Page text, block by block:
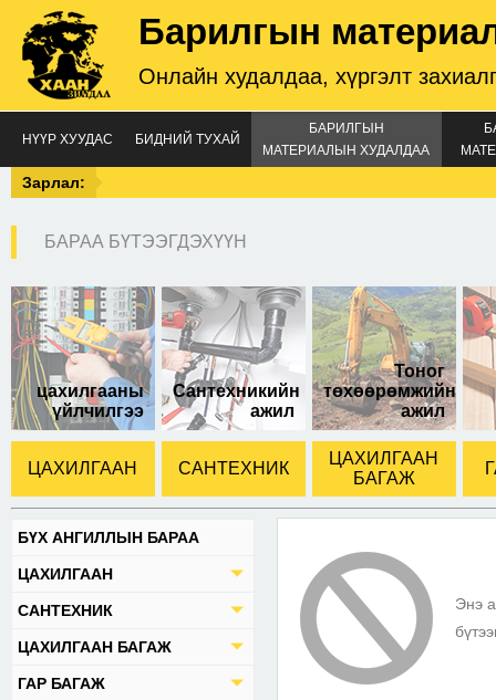
Барилгын
Онлайн худалдаа, хүргэлт
НҮҮР ХУУДАС БИДНИЙ ТУХАЙ
БАРИЛГЫН
МАТЕРИАЛЫН ХУДАЛДАА
Зарлал:
БАРАА БҮТЭЭГДЭХҮҮН
цахилгааны
үйлчилгээ
Сантехникийн
ажил
Тоног
төхөөрөмжийн
ажил
ЦАХИЛГААН САНТЕХНИК
ЦАХИЛГААН
БАГАЖ
БҮХ АНГИЛЛЫН БАРАА
ЦАХИЛГААН
САНТЕХНИК
ЦАХИЛГААН БАГАЖ
ГАР БАГАЖ
Энэ
4мм